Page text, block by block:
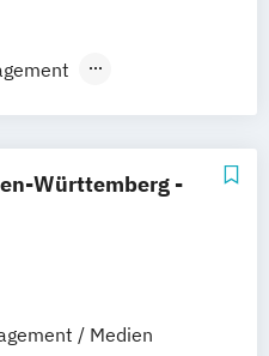
mit Schwerpunkt
Schwenningen
Württemberg -
/ Medien